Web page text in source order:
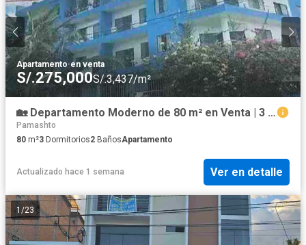
Apartamento·en venta
S/.275,000S/.3,437/m²
🏡 Departamento Moderno de 80 m² en Venta | 3 Dormitorios | Morales
Pamashto
80 m²3 Dormitorios2 BañosApartamento
Actualizado hace 1 semana Ver en detalle
1 /23